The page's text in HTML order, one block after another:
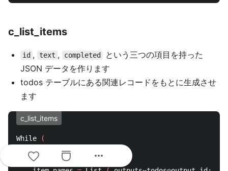
c_list_items
id , text , completed
という三つの項目を持った
JSON データを作ります
todos テーブルにある関連レコードをもとに生成させ
ます
c_list_items
While
(
    i
more_horiz